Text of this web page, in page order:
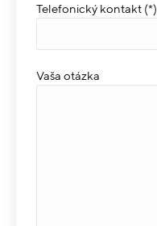
Telefonický kontakt (*)
Vaša otázka